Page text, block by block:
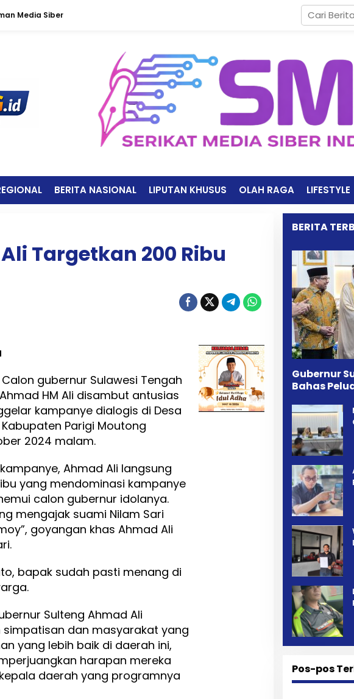
Media Siber
BERITA NASIONAL LIPUTAN KHUSUS OLAH RAGA LIFESTYLE
Targetkan 200 Ribu
Calon gubernur Sulawesi Tengah
HM Ali disambut antusias
kampanye dialogis di Desa
Parigi Moutong
2024 malam.
Ahmad Ali langsung
yang mendominasi kampanye
calon gubernur idolanya.
mengajak suami Nilam Sari
goyangan khas Ahmad Ali
bapak sudah pasti menang di
Sulteng Ahmad Ali
dan masyarakat yang
yang lebih baik di daerah ini,
harapan mereka
daerah yang programnya
BERITA
Gubernur
Bahas
Pos-pos